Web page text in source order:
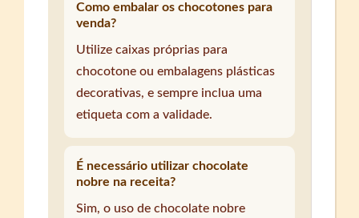
Como embalar os chocotones para
venda?
Utilize caixas próprias para
chocotone ou embalagens plásticas
decorativas, e sempre inclua uma
etiqueta com a validade.
É necessário utilizar chocolate
nobre na receita?
Sim, o uso de chocolate nobre